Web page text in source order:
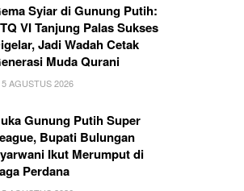
Syiar di Gunung Putih:
VI Tanjung Palas Sukses
Jadi Wadah Cetak
Muda Qurani
5 AGUSTUS 2026
Gunung Putih Super
Bupati Bulungan
Ikut Merumput di
Perdana